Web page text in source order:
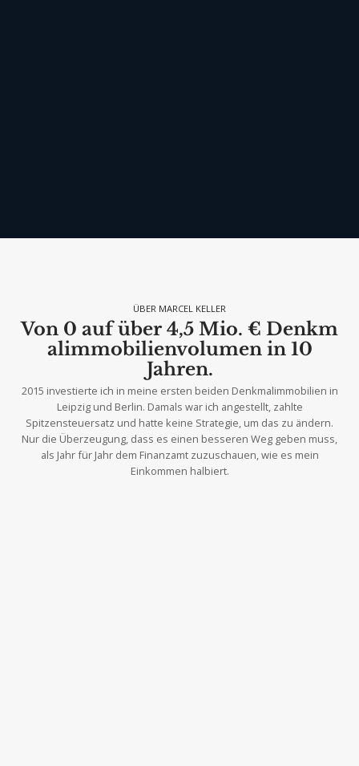
ÜBER MARCEL KELLER
Von 0 auf über 4,5 Mio. € Denkm
alimmobilienvolumenin 10
Jahren.
2015 investierte ich in meine ersten beiden Denkmalimmobilien in
Leipzig und Berlin. Damals war ich angestellt, zahlte
Spitzensteuersatz und hatte keine Strategie, um das zu ändern.
Nur die Überzeugung, dass es einen besseren Weg geben muss,
als Jahr für Jahr dem Finanzamt zuzuschauen, wie es mein
Einkommen halbiert.